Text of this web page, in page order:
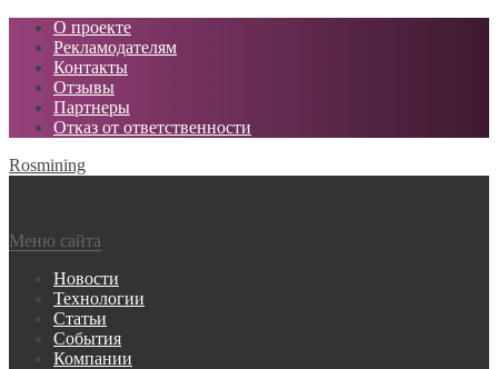
О проекте
Рекламодателям
Контакты
Отзывы
Партнеры
Отказ от ответственности
Rosmining
Меню сайта
Новости
Технологии
Статьи
События
Компании